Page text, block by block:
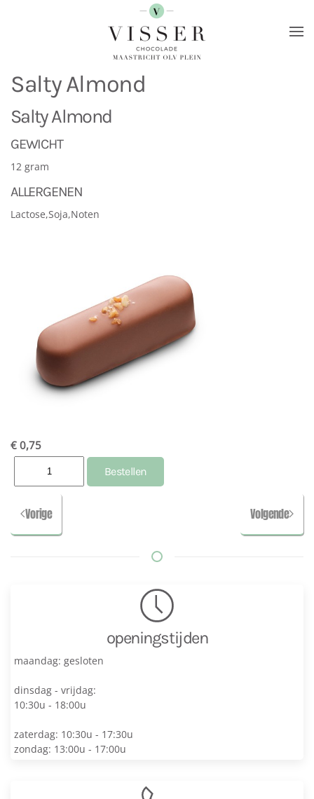
Terug naar hoofdinhoud
Salty Almond
Salty Almond
GEWICHT
12 gram
ALLERGENEN
Lactose,Soja,Noten
€ 0,75
Vorige Volgende
openingstijden
maandag: gesloten
dinsdag - vrijdag:
10:30u - 18:00u
zaterdag: 10:30u - 17:30u
zondag: 13:00u - 17:00u